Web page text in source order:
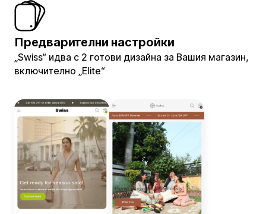
Предварителни настройки
„Swiss“ идва с 2 готови дизайна за Вашия магазин,
включително „Elite“